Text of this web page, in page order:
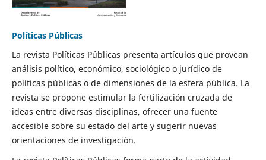
Políticas Públicas
La revista Políticas Públicas presenta artículos que provean
análisis político, económico, sociológico o jurídico de
políticas públicas o de dimensiones de la esfera pública. La
revista se propone estimular la fertilización cruzada de
ideas entre diversas disciplinas, ofrecer una fuente
accesible sobre su estado del arte y sugerir nuevas
orientaciones de investigación.